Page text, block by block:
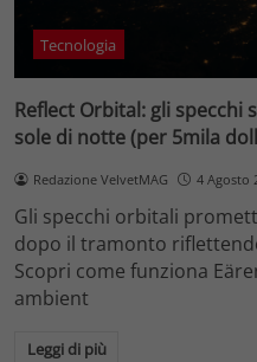
Tecnologia
Reflect Orbital: gli
sole di notte (per 5mila
Redazione VelvetMAG 4 Agosto
Gli specchi orbitali
dopo il tramonto
Scopri come funziona
ambient
Leggi di più